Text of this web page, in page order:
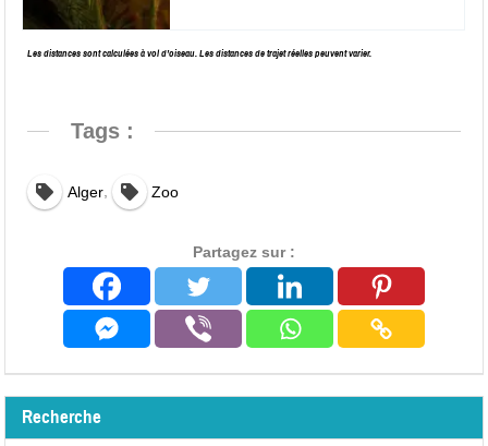
Les distances sont calculées à vol d’oiseau. Les distances de trajet réelles peuvent varier.
Tags :
Alger, Zoo
Partagez sur :
Recherche